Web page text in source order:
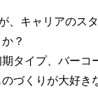
、キャリアのス
？
タイプ、バーコ
づくりが大好き